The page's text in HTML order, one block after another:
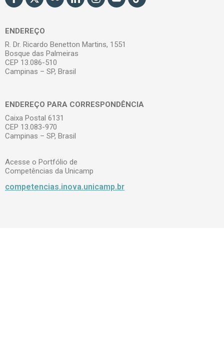
ENDEREÇO
R. Dr. Ricardo Benetton Martins, 1551
Bosque das Palmeiras
CEP 13.086-510
Campinas – SP, Brasil
ENDEREÇO PARA CORRESPONDÊNCIA
Caixa Postal 6131
CEP 13.083-970
Campinas – SP, Brasil
Acesse o Portfólio de
Competências da Unicamp
competencias.inova.unicamp.br